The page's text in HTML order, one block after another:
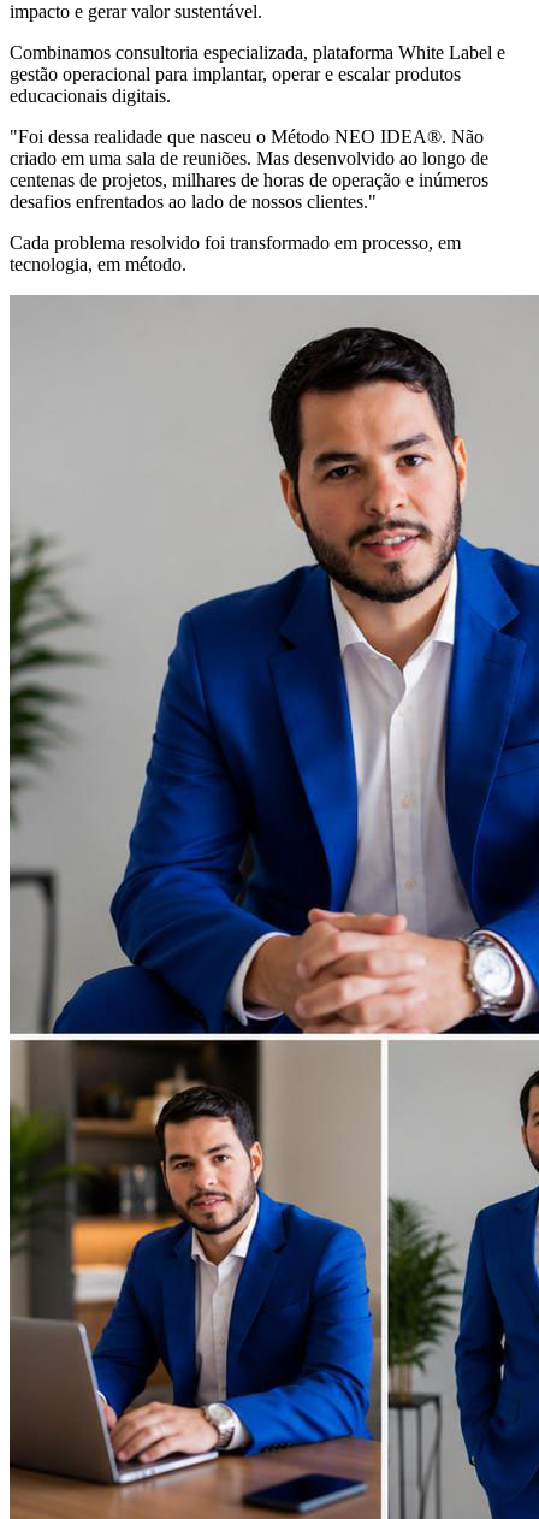
impacto e gerar valor sustentável.
Combinamos consultoria especializada, plataforma White Label e
gestão operacional para implantar, operar e escalar produtos
educacionais digitais.
"Foi dessa realidade que nasceu o Método NEO IDEA®. Não
criado em uma sala de reuniões. Mas desenvolvido ao longo de
centenas de projetos, milhares de horas de operação e inúmeros
desafios enfrentados ao lado de nossos clientes."
Cada problema resolvido foi transformado em processo, em
tecnologia, em método.